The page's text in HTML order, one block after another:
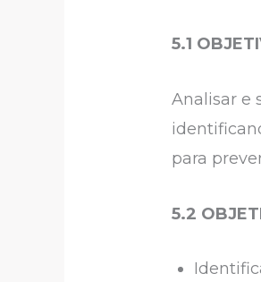
5.1
Analisar e
para
5.2